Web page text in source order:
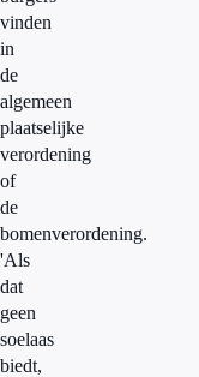
vinden
in
de
algemeen
plaatselijke
verordening
of
de
bomenverordening.
'Als
dat
geen
soelaas
biedt,